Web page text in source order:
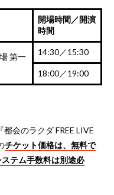
開場時間／開演
時間
第一
14:30／15:30
18:00／19:00
都会のラクダ FREE LIVE
チケット価格は、無料で
テム手数料は別途必